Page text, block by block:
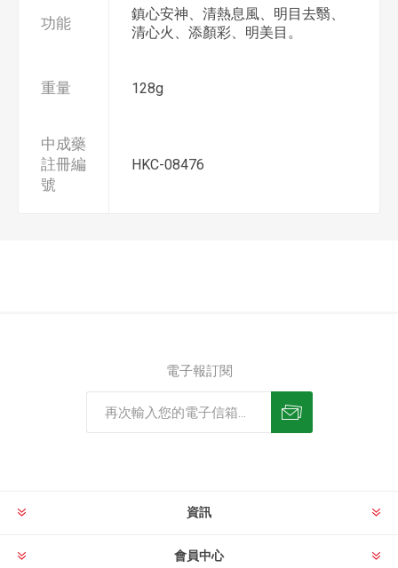
功能
鎮心安神、清熱息風、明目去翳、
清心火、添顏彩、明美目。
重量 128g
中成藥
註冊編
號
HKC-08476
電子報訂閱
資訊
會員中心